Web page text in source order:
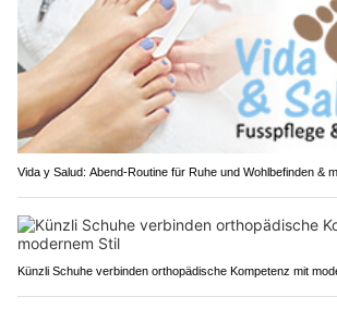
Vida y Salud: Abend-Routine für Ruhe und Wohlbefinden &
Künzli Schuhe verbinden orthopädische Kompetenz mit